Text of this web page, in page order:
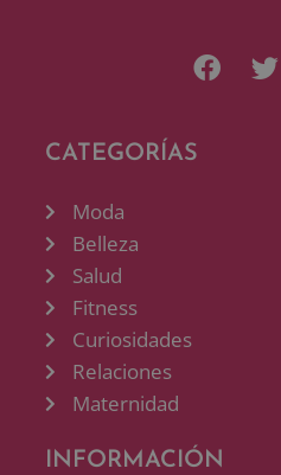
CATEGORÍAS
Moda
Belleza
Salud
Fitness
Curiosidades
Relaciones
Maternidad
INFORMACIÓN